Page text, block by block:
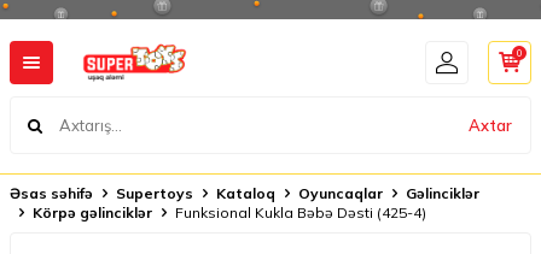
Axtar
0
Əsas səhifə Supertoys Kataloq Oyuncaqlar
Gəlinciklər
Körpə gəlinciklər
Funksional Kukla Bəbə Dəsti (425-4)